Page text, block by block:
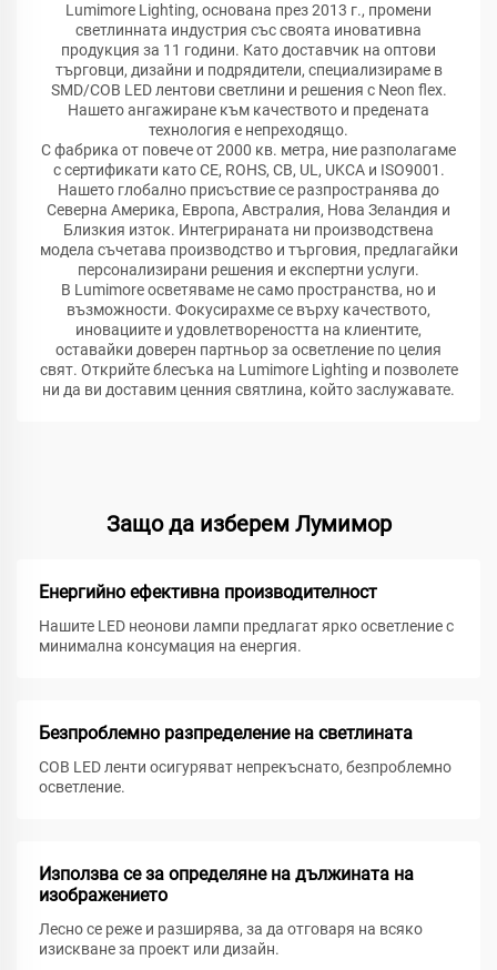
Lumimore Lighting, основана през 2013 г., промени
светлинната индустрия със своята иновативна
продукция за 11 години. Като доставчик на оптови
търговци, дизайни и подрядители, специализираме в
SMD/COB LED лентови светлини и решения с Neon flex.
Нашето ангажиране към качеството и предената
технология е непреходящо.
С фабрика от повече от 2000 кв. метра, ние разполагаме
с сертификати като CE, ROHS, CB, UL, UKCA и ISO9001.
Нашето глобално присъствие се разпространява до
Северна Америка, Европа, Австралия, Нова Зеландия и
Близкия изток. Интегрираната ни производствена
модела съчетава производство и търговия, предлагайки
персонализирани решения и експертни услуги.
В Lumimore осветяваме не само пространства, но и
възможности. Фокусирахме се върху качеството,
иновациите и удовлетвореността на клиентите,
оставайки доверен партньор за осветление по целия
свят. Открийте блесъка на Lumimore Lighting и позволете
ни да ви доставим ценния святлина, който заслужавате.
Защо да изберем Лумимор
Енергийно ефективна производителност
Нашите LED неонови лампи предлагат ярко осветление с
минимална консумация на енергия.
Безпроблемно разпределение на светлината
COB LED ленти осигуряват непрекъснато, безпроблемно
осветление.
Използва се за определяне на дължината на
изображението
Лесно се реже и разширява, за да отговаря на всяко
изискване за проект или дизайн.